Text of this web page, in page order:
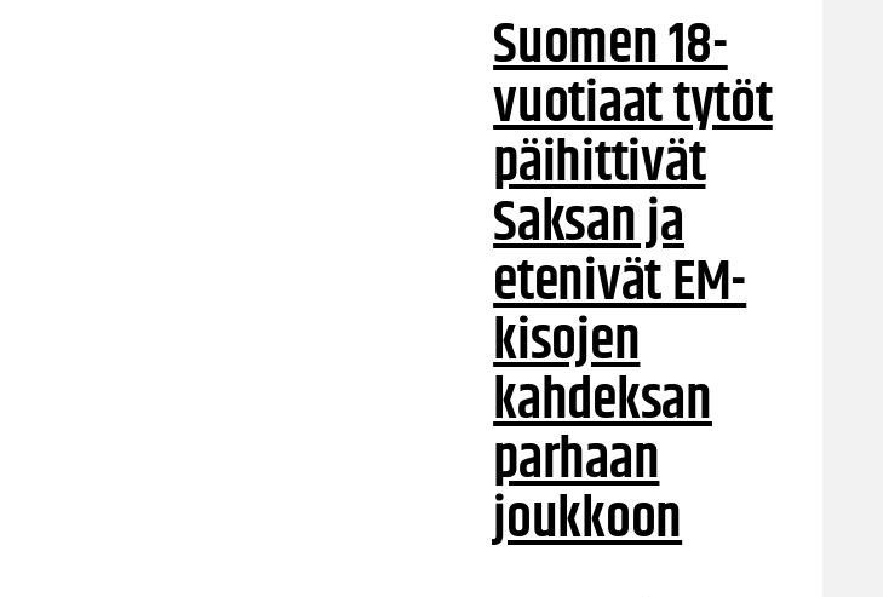
Suomen 18-
vuotiaat tytöt
päihittivät
Saksan ja
etenivät EM-
kisojen
kahdeksan
parhaan
joukkoon